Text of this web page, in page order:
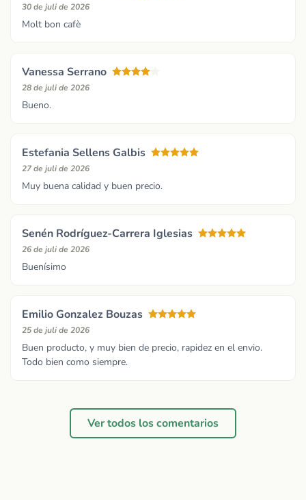
30 de juli de 2026
Molt bon cafè
Vanessa Serrano
28 de juli de 2026
Bueno.
Estefania Sellens Galbis
27 de juli de 2026
Muy buena calidad y buen precio.
Senén Rodríguez-Carrera Iglesias
26 de juli de 2026
Buenísimo
Emilio Gonzalez Bouzas
25 de juli de 2026
Buen producto, y muy bien de precio, rapidez en el envio.
Todo bien como siempre.
Ver todos los comentarios